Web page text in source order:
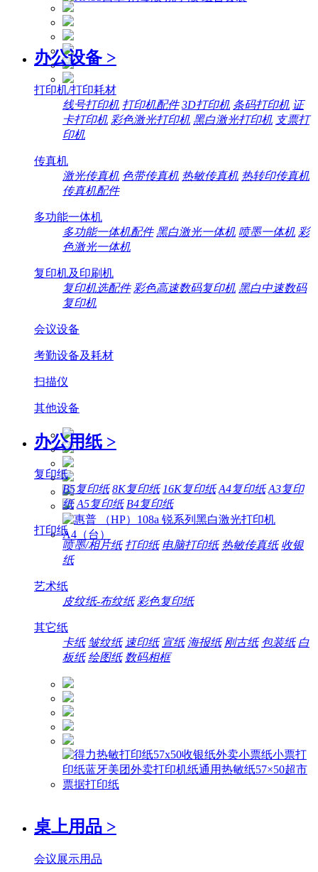
办公设备 >
打印机/打印耗材
线号打印机 打印机配件 3D打印机 条码打印机 证
卡打印机 彩色激光打印机 黑白激光打印机 支票打
印机
传真机
激光传真机 色带传真机 热敏传真机 热转印传真机
传真机配件
多功能一体机
多功能一体机配件 黑白激光一体机 喷墨一体机 彩
色激光一体机
复印机及印刷机
复印机选配件 彩色高速数码复印机 黑白中速数码
复印机
会议设备
考勤设备及耗材
扫描仪
其他设备
办公用纸 >
复印纸
B5复印纸 8K复印纸 16K复印纸 A4复印纸 A3复印
纸 A5复印纸 B4复印纸
打印纸
喷墨/相片纸 打印纸 电脑打印纸 热敏传真纸 收银
纸
艺术纸
皮纹纸-布纹纸 彩色复印纸
其它纸
卡纸 皱纹纸 速印纸 宣纸 海报纸 刚古纸 包装纸 白
板纸 绘图纸 数码相框
桌上用品 >
会议展示用品